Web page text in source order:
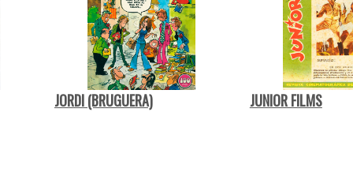
JORDI (BRUGUERA) JUNIOR FILMS